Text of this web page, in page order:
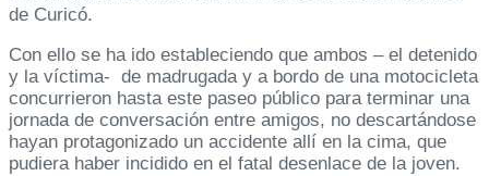
de Curicó.
Con ello se ha ido estableciendo que ambos – el detenido
y la víctima- de madrugada y a bordo de una motocicleta
concurrieron hasta este paseo público para terminar una
jornada de conversación entre amigos, no descartándose
hayan protagonizado un accidente allí en la cima, que
pudiera haber incidido en el fatal desenlace de la joven.